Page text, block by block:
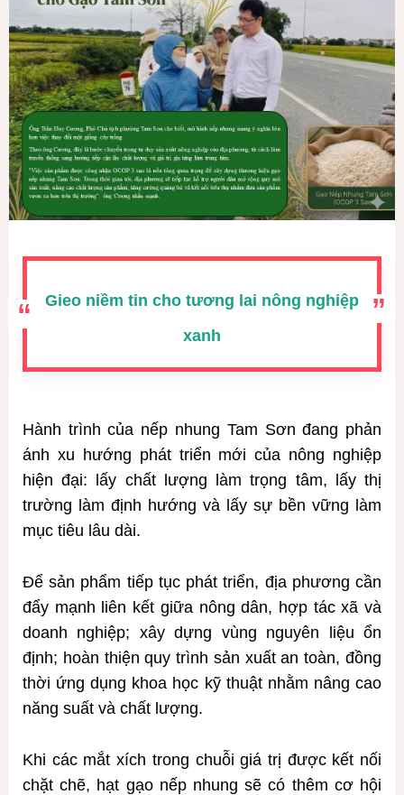
Gieo niềm tin cho tương lai nông nghiệp
xanh
Hành trình của nếp nhung Tam Sơn đang phản
ánh xu hướng phát triển mới của nông nghiệp
hiện đại: lấy chất lượng làm trọng tâm, lấy thị
trường làm định hướng và lấy sự bền vững làm
mục tiêu lâu dài.
Để sản phẩm tiếp tục phát triển, địa phương cần
đẩy mạnh liên kết giữa nông dân, hợp tác xã và
doanh nghiệp; xây dựng vùng nguyên liệu ổn
định; hoàn thiện quy trình sản xuất an toàn, đồng
thời ứng dụng khoa học kỹ thuật nhằm nâng cao
năng suất và chất lượng.
Khi các mắt xích trong chuỗi giá trị được kết nối
chặt chẽ, hạt gạo nếp nhung sẽ có thêm cơ hội